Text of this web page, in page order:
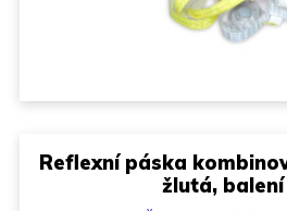
Reflexní páska
žlutá, balení